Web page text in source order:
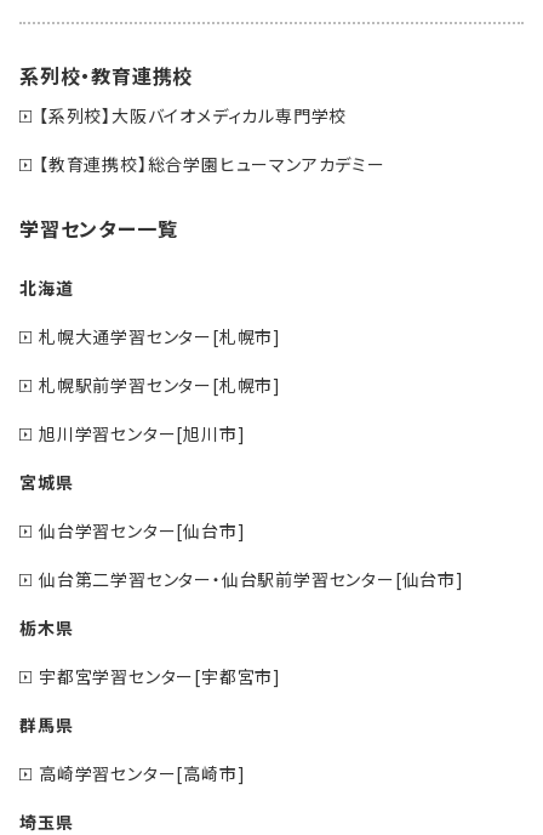
系列校・教育連携校
【系列校】大阪バイオメディカル専門学校
【教育連携校】総合学園ヒューマンアカデミー
学習センター一覧
北海道
札幌大通学習センター[札幌市]
札幌駅前学習センター[札幌市]
旭川学習センター[旭川市]
宮城県
仙台学習センター[仙台市]
仙台第二学習センター・仙台駅前学習センター[仙台市]
栃木県
宇都宮学習センター[宇都宮市]
群馬県
高崎学習センター[高崎市]
埼玉県